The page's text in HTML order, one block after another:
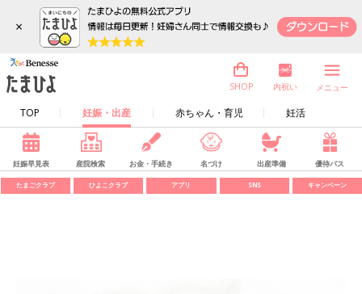
×
TOP 妊娠・出産 赤ちゃん・育児 妊活
SHOP 内祝い メニュー
妊娠早見表 産院検索 お金・手続き 名づけ 出産準備 優待パス
たまごクラブ ひよこクラブ アプリ SNS キャンペーン